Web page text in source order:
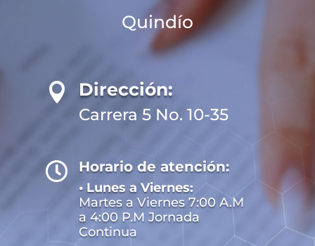
Quindío
 Dirección:
Carrera 5 No. 10-35
 Horario de atención:
• Lunes a Viernes:
Martes a Viernes 7:00 A.M
a 4:00 P.M Jornada
Continua